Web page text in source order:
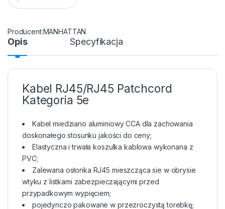
MANHATTAN
Opis Specyfikacja
Kabel RJ45/RJ45 Patchcord
Kategoria 5e
Kabel miedziano aluminiowy CCA dla zachowania
doskonałego stosunku jakości do ceny;
Elastyczna i trwała koszulka kablowa wykonana z
PVC;
Zalewana osłonka RJ45 mieszcząca sie w obrysie
wtyku z listkami zabezpieczającymi przed
przypadkowym wypięciem;
pojedynczo pakowane w przezroczystą torebkę;